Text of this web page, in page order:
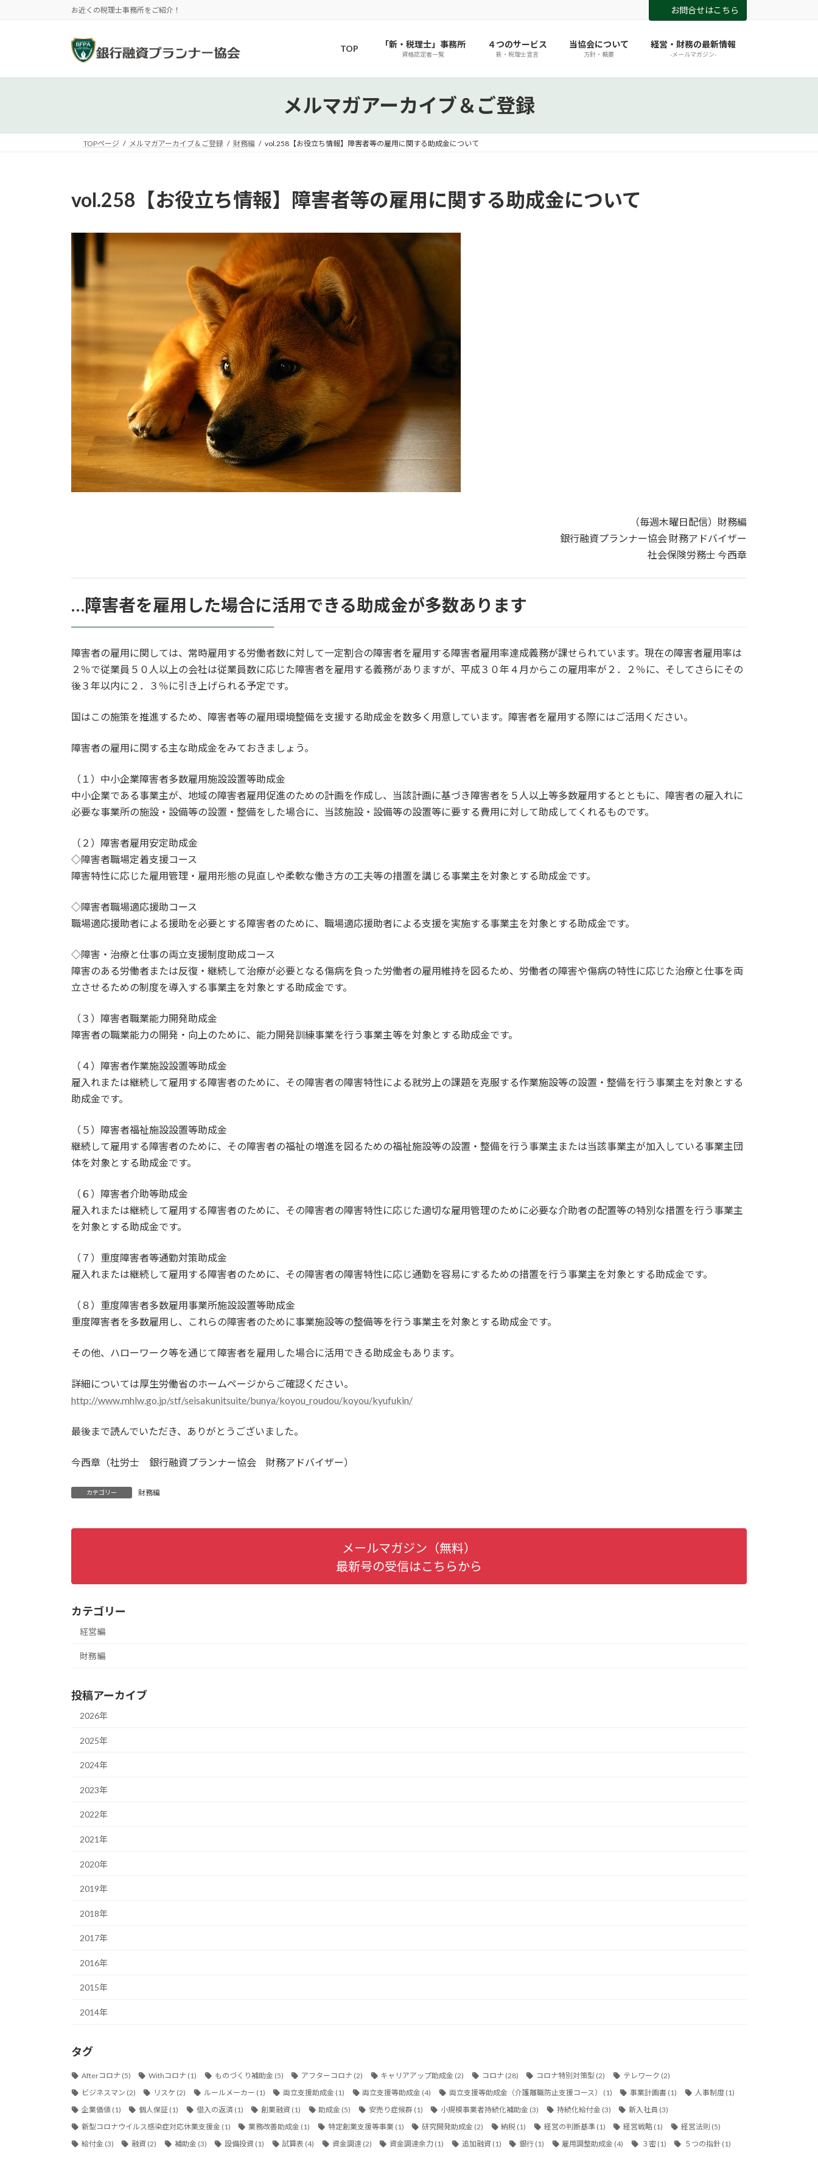
へ
ョ
お近くの税理士事務所をご紹介！ お問合せはこちら
TOP 「新・税理士」事務所
資格認定者一覧
４つのサービス
新・税理士宣言
当協会について
方針・概要
経営・財務の最新情報
-メールマガジン-
メルマガアーカイブ＆ご登録
TOPページ メルマガアーカイブ＆ご登録 財務編 vol.258【お役立ち情報】障害者等の雇用に関する助成金について
vol.258【お役立ち情報】障害者等の雇用に関する助成金について
（毎週木曜日配信）財務編
銀行融資プランナー協会 財務アドバイザー
社会保険労務士 今西章
…障害者を雇用した場合に活用できる助成金が多数あります
障害者の雇用に関しては、常時雇用する労働者数に対して一定割合の障害者を雇用する障害者雇用率達成義務が課せられています。現在の障害者雇用率は
２％で従業員５０人以上の会社は従業員数に応じた障害者を雇用する義務がありますが、平成３０年４月からこの雇用率が２．２％に、そしてさらにその
後３年以内に２．３％に引き上げられる予定です。
国はこの施策を推進するため、障害者等の雇用環境整備を支援する助成金を数多く用意しています。障害者を雇用する際にはご活用ください。
障害者の雇用に関する主な助成金をみておきましょう。
（１）中小企業障害者多数雇用施設設置等助成金
中小企業である事業主が、地域の障害者雇用促進のための計画を作成し、当該計画に基づき障害者を５人以上等多数雇用するとともに、障害者の雇入れに
必要な事業所の施設・設備等の設置・整備をした場合に、当該施設・設備等の設置等に要する費用に対して助成してくれるものです。
（２）障害者雇用安定助成金
◇障害者職場定着支援コース
障害特性に応じた雇用管理・雇用形態の見直しや柔軟な働き方の工夫等の措置を講じる事業主を対象とする助成金です。
◇障害者職場適応援助コース
職場適応援助者による援助を必要とする障害者のために、職場適応援助者による支援を実施する事業主を対象とする助成金です。
◇障害・治療と仕事の両立支援制度助成コース
障害のある労働者または反復・継続して治療が必要となる傷病を負った労働者の雇用維持を図るため、労働者の障害や傷病の特性に応じた治療と仕事を両
立させるための制度を導入する事業主を対象とする助成金です。
（３）障害者職業能力開発助成金
障害者の職業能力の開発・向上のために、能力開発訓練事業を行う事業主等を対象とする助成金です。
（４）障害者作業施設設置等助成金
雇入れまたは継続して雇用する障害者のために、その障害者の障害特性による就労上の課題を克服する作業施設等の設置・整備を行う事業主を対象とする
助成金です。
（５）障害者福祉施設設置等助成金
継続して雇用する障害者のために、その障害者の福祉の増進を図るための福祉施設等の設置・整備を行う事業主または当該事業主が加入している事業主団
体を対象とする助成金です。
（６）障害者介助等助成金
雇入れまたは継続して雇用する障害者のために、その障害者の障害特性に応じた適切な雇用管理のために必要な介助者の配置等の特別な措置を行う事業主
を対象とする助成金です。
（７）重度障害者等通勤対策助成金
雇入れまたは継続して雇用する障害者のために、その障害者の障害特性に応じ通勤を容易にするための措置を行う事業主を対象とする助成金です。
（８）重度障害者多数雇用事業所施設設置等助成金
重度障害者を多数雇用し、これらの障害者のために事業施設等の整備等を行う事業主を対象とする助成金です。
その他、ハローワーク等を通じて障害者を雇用した場合に活用できる助成金もあります。
詳細については厚生労働省のホームページからご確認ください。
http://www.mhlw.go.jp/stf/seisakunitsuite/bunya/koyou_roudou/koyou/kyufukin/
最後まで読んでいただき、ありがとうございました。
今西章（社労士 銀行融資プランナー協会 財務アドバイザー）
カテゴリー 財務編
メールマガジン（無料）
最新号の受信はこちらから
カテゴリー
経営編
財務編
投稿アーカイブ
2026年
2025年
2024年
2023年
2022年
2021年
2020年
2019年
2018年
2017年
2016年
2015年
2014年
タグ
Afterコロナ(5) Withコロナ (1) ものづくり補助金 (5) アフターコロナ(2) キャリアアップ助成金 (2) コロナ(28) コロナ特別対策型 (2) テレワーク (2)
ビジネスマン (2) リスケ (2) ルールメーカー (1) 両立支援助成金 (1) 両立支援等助成金 (4) 両立支援等助成金（介護離職防止支援コース） (1) 事業計画書 (1) 人事制度(1)
企業価値(1) 個人保証 (1) 借入の返済(1) 創業融資 (1) 助成金 (5) 安売り症候群(1) 小規模事業者持続化補助金 (3) 持続化給付金 (3) 新入社員 (3)
新型コロナウイルス感染症対応休業支援金 (1) 業務改善助成金 (1) 特定創業支援等事業(1) 研究開発助成金 (2) 納税 (1) 経営の判断基準(1) 経営戦略 (1) 経営法則 (5)
給付金 (3) 融資 (2) 補助金 (3) 設備投資 (1) 試算表 (4) 資金調達(2) 資金調達余力 (1) 追加融資 (1) 銀行(1) 雇用調整助成金 (4) ３密(1) ５つの指針 (1)